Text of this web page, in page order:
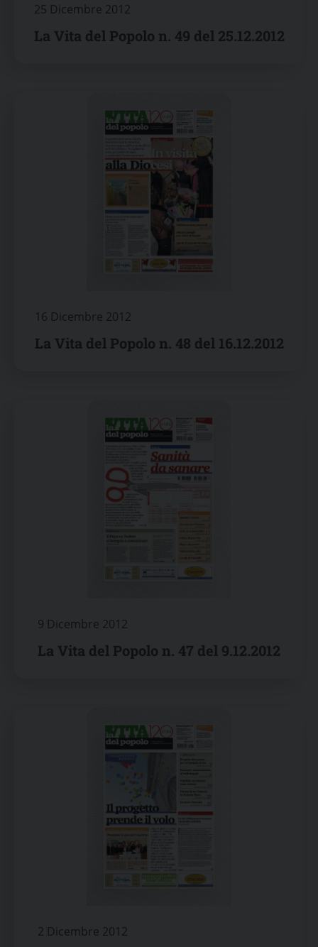
25 Dicembre 2012
La Vita del Popolo n. 49 del 25.12.2012
16 Dicembre 2012
La Vita del Popolo n. 48 del 16.12.2012
9 Dicembre 2012
La Vita del Popolo n. 47 del 9.12.2012
2 Dicembre 2012